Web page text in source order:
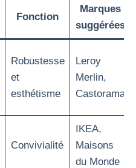
Fonction
Marques
suggérées
Robustesse
et
esthétisme
Leroy
Merlin,
Castorama
Convivialité
IKEA,
Maisons
du Monde